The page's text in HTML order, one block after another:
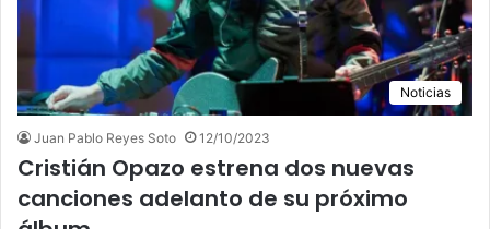
Noticias
Juan Pablo Reyes Soto 12/10/2023
Cristián Opazo estrena dos nuevas
canciones adelanto de su próximo